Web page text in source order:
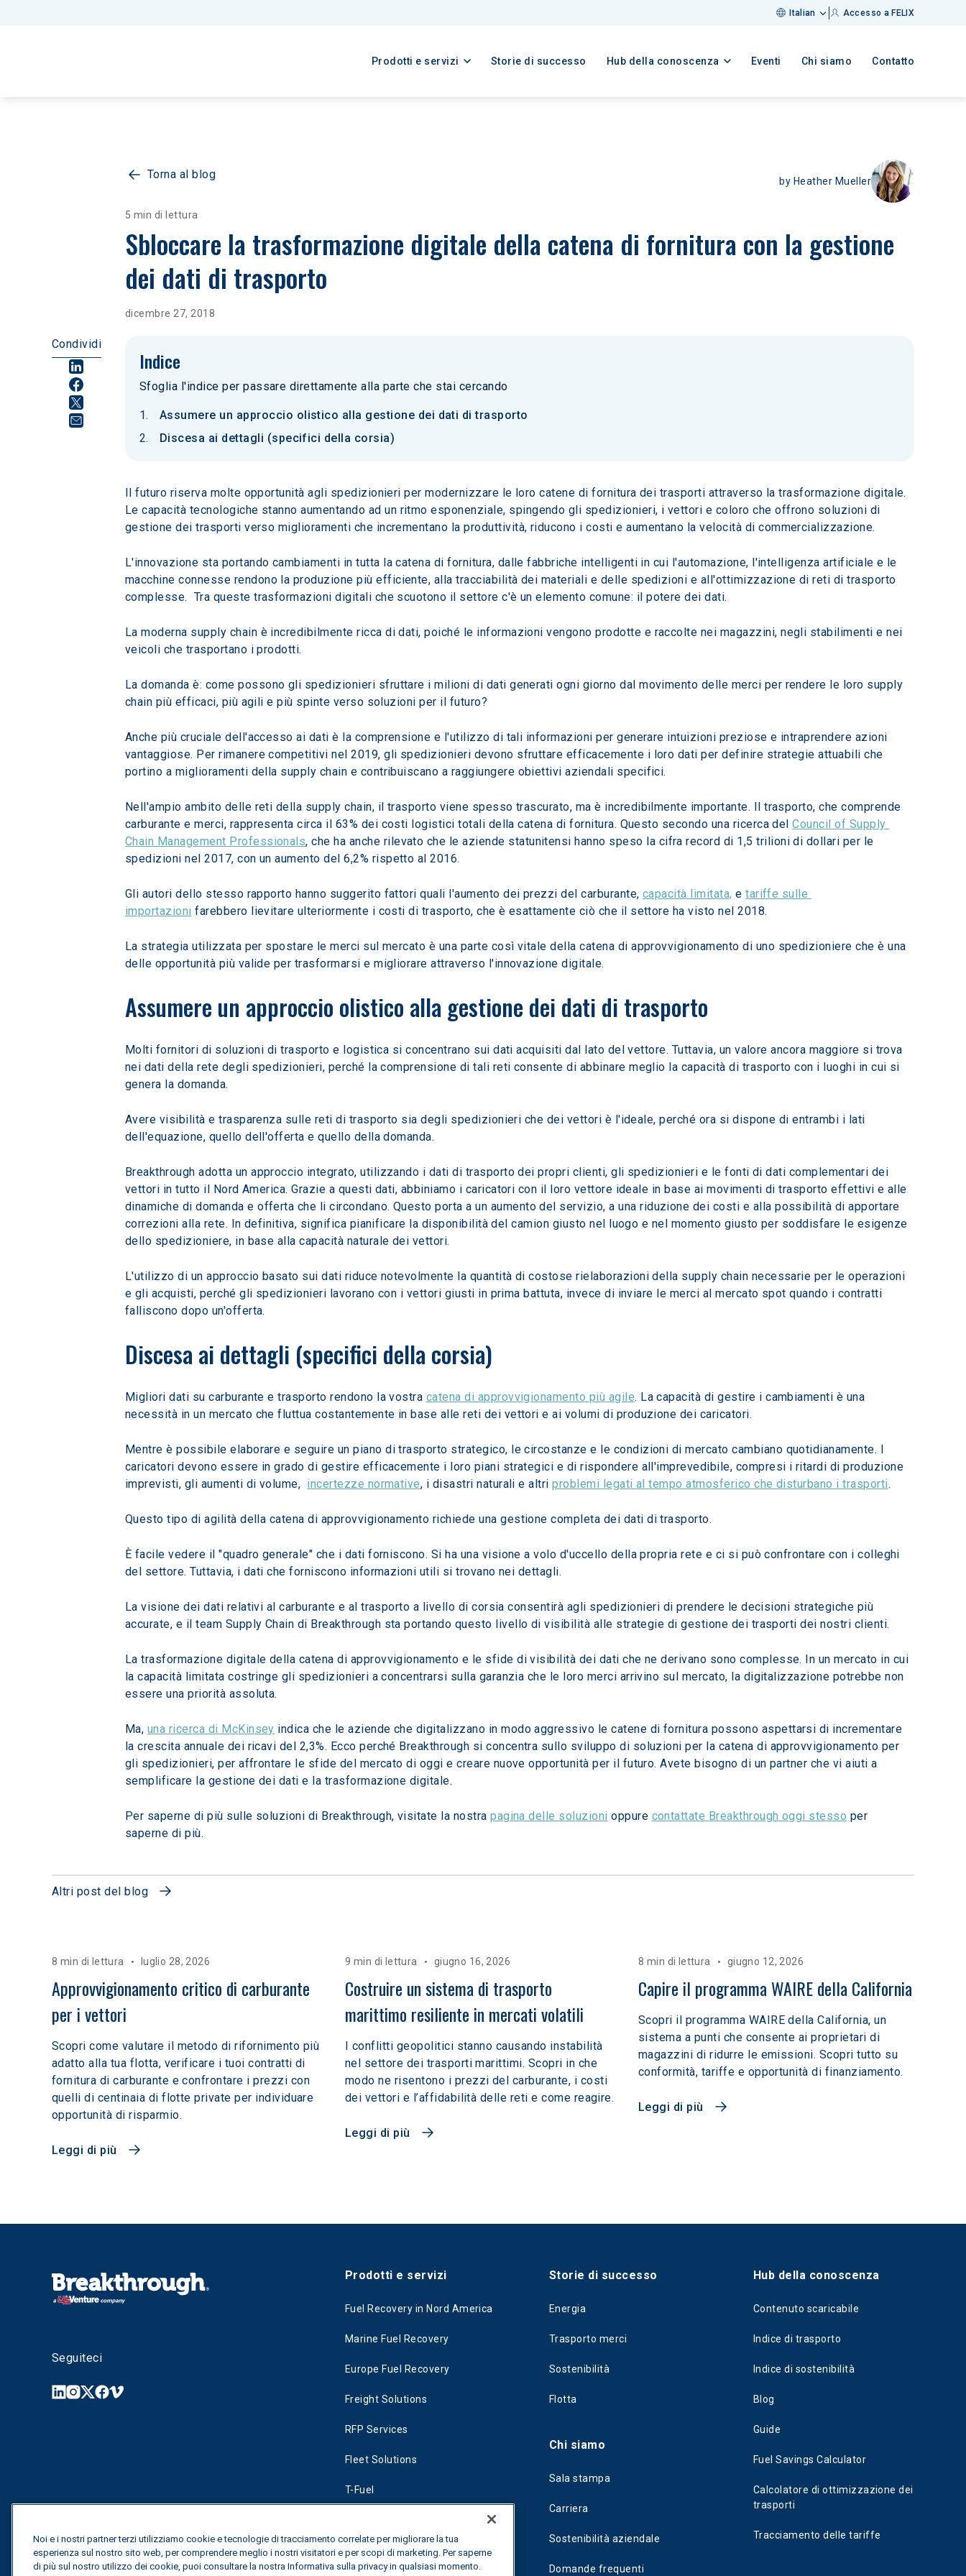
Italian Accesso a FELIX
Prodotti e servizi Storie di successo Hub della conoscenza Eventi Chi siamo Contatto
Torna al blog by Heather Mueller
5 min di lettura
Sbloccare la trasformazione digitale della catena di fornitura con la gestione
dei dati di trasporto
dicembre 27, 2018
Condividi
Indice
Sfoglia l'indice per passare direttamente alla parte che stai cercando
Assumere un approccio olistico alla gestione dei dati di trasporto
Discesa ai dettagli (specifici della corsia)
Il futuro riserva molte opportunità agli spedizionieri per modernizzare le loro catene di fornitura dei trasporti attraverso la trasformazione digitale.
Le capacità tecnologiche stanno aumentando ad un ritmo esponenziale, spingendo gli spedizionieri, i vettori e coloro che offrono soluzioni di
gestione dei trasporti verso miglioramenti che incrementano la produttività, riducono i costi e aumentano la velocità di commercializzazione.
L'innovazione sta portando cambiamenti in tutta la catena di fornitura, dalle fabbriche intelligenti in cui l'automazione, l'intelligenza artificiale e le
macchine connesse rendono la produzione più efficiente, alla tracciabilità dei materiali e delle spedizioni e all'ottimizzazione di reti di trasporto
complesse.  Tra queste trasformazioni digitali che scuotono il settore c'è un elemento comune: il potere dei dati.
La moderna supply chain è incredibilmente ricca di dati, poiché le informazioni vengono prodotte e raccolte nei magazzini, negli stabilimenti e nei
veicoli che trasportano i prodotti.
La domanda è: come possono gli spedizionieri sfruttare i milioni di dati generati ogni giorno dal movimento delle merci per rendere le loro supply
chain più efficaci, più agili e più spinte verso soluzioni per il futuro?
Anche più cruciale dell'accesso ai dati è la comprensione e l'utilizzo di tali informazioni per generare intuizioni preziose e intraprendere azioni
vantaggiose. Per rimanere competitivi nel 2019, gli spedizionieri devono sfruttare efficacemente i loro dati per definire strategie attuabili che
portino a miglioramenti della supply chain e contribuiscano a raggiungere obiettivi aziendali specifici.
Nell'ampio ambito delle reti della supply chain, il trasporto viene spesso trascurato, ma è incredibilmente importante. Il trasporto, che comprende
carburante e merci, rappresenta circa il 63% dei costi logistici totali della catena di fornitura. Questo secondo una ricerca del Council of Supply
Chain Management Professionals, che ha anche rilevato che le aziende statunitensi hanno speso la cifra record di 1,5 trilioni di dollari per le
spedizioni nel 2017, con un aumento del 6,2% rispetto al 2016.
Gli autori dello stesso rapporto hanno suggerito fattori quali l'aumento dei prezzi del carburante, capacità limitata, e tariffe sulle
importazioni farebbero lievitare ulteriormente i costi di trasporto, che è esattamente ciò che il settore ha visto nel 2018.
La strategia utilizzata per spostare le merci sul mercato è una parte così vitale della catena di approvvigionamento di uno spedizioniere che è una
delle opportunità più valide per trasformarsi e migliorare attraverso l'innovazione digitale.
Assumere un approccio olistico alla gestione dei dati di trasporto
Molti fornitori di soluzioni di trasporto e logistica si concentrano sui dati acquisiti dal lato del vettore. Tuttavia, un valore ancora maggiore si trova
nei dati della rete degli spedizionieri, perché la comprensione di tali reti consente di abbinare meglio la capacità di trasporto con i luoghi in cui si
genera la domanda.
Avere visibilità e trasparenza sulle reti di trasporto sia degli spedizionieri che dei vettori è l'ideale, perché ora si dispone di entrambi i lati
dell'equazione, quello dell'offerta e quello della domanda.
Breakthrough adotta un approccio integrato, utilizzando i dati di trasporto dei propri clienti, gli spedizionieri e le fonti di dati complementari dei
vettori in tutto il Nord America. Grazie a questi dati, abbiniamo i caricatori con il loro vettore ideale in base ai movimenti di trasporto effettivi e alle
dinamiche di domanda e offerta che li circondano. Questo porta a un aumento del servizio, a una riduzione dei costi e alla possibilità di apportare
correzioni alla rete. In definitiva, significa pianificare la disponibilità del camion giusto nel luogo e nel momento giusto per soddisfare le esigenze
dello spedizioniere, in base alla capacità naturale dei vettori.
L'utilizzo di un approccio basato sui dati riduce notevolmente la quantità di costose rielaborazioni della supply chain necessarie per le operazioni
e gli acquisti, perché gli spedizionieri lavorano con i vettori giusti in prima battuta, invece di inviare le merci al mercato spot quando i contratti
falliscono dopo un'offerta.
Discesa ai dettagli (specifici della corsia)
Migliori dati su carburante e trasporto rendono la vostra catena di approvvigionamento più agile. La capacità di gestire i cambiamenti è una
necessità in un mercato che fluttua costantemente in base alle reti dei vettori e ai volumi di produzione dei caricatori.
Mentre è possibile elaborare e seguire un piano di trasporto strategico, le circostanze e le condizioni di mercato cambiano quotidianamente. I
caricatori devono essere in grado di gestire efficacemente i loro piani strategici e di rispondere all'imprevedibile, compresi i ritardi di produzione
imprevisti, gli aumenti di volume, incertezze normative, i disastri naturali e altri problemi legati al tempo atmosferico che disturbano i trasporti.
Questo tipo di agilità della catena di approvvigionamento richiede una gestione completa dei dati di trasporto.
È facile vedere il "quadro generale" che i dati forniscono. Si ha una visione a volo d'uccello della propria rete e ci si può confrontare con i colleghi
del settore. Tuttavia, i dati che forniscono informazioni utili si trovano nei dettagli.
La visione dei dati relativi al carburante e al trasporto a livello di corsia consentirà agli spedizionieri di prendere le decisioni strategiche più
accurate, e il team Supply Chain di Breakthrough sta portando questo livello di visibilità alle strategie di gestione dei trasporti dei nostri clienti.
La trasformazione digitale della catena di approvvigionamento e le sfide di visibilità dei dati che ne derivano sono complesse. In un mercato in cui
la capacità limitata costringe gli spedizionieri a concentrarsi sulla garanzia che le loro merci arrivino sul mercato, la digitalizzazione potrebbe non
essere una priorità assoluta.
Ma, una ricerca di McKinsey indica che le aziende che digitalizzano in modo aggressivo le catene di fornitura possono aspettarsi di incrementare
la crescita annuale dei ricavi del 2,3%. Ecco perché Breakthrough si concentra sullo sviluppo di soluzioni per la catena di approvvigionamento per
gli spedizionieri, per affrontare le sfide del mercato di oggi e creare nuove opportunità per il futuro. Avete bisogno di un partner che vi aiuti a
semplificare la gestione dei dati e la trasformazione digitale.
Per saperne di più sulle soluzioni di Breakthrough, visitate la nostra pagina delle soluzioni oppure contattate Breakthrough oggi stesso per
saperne di più.
Altri post del blog
8 min di lettura luglio 28, 2026
Approvvigionamento critico di carburante
per i vettori
Scopri come valutare il metodo di rifornimento più
adatto alla tua flotta, verificare i tuoi contratti di
fornitura di carburante e confrontare i prezzi con
quelli di centinaia di flotte private per individuare
opportunità di risparmio.
Leggi di più
9 min di lettura giugno 16, 2026
Costruire un sistema di trasporto
marittimo resiliente in mercati volatili
I conflitti geopolitici stanno causando instabilità
nel settore dei trasporti marittimi. Scopri in che
modo ne risentono i prezzi del carburante, i costi
dei vettori e l’affidabilità delle reti e come reagire.
Leggi di più
8 min di lettura giugno 12, 2026
Capire il programma WAIRE della California
Scopri il programma WAIRE della California, un
sistema a punti che consente ai proprietari di
magazzini di ridurre le emissioni. Scopri tutto su
conformità, tariffe e opportunità di finanziamento.
Leggi di più
Seguiteci
Prodotti e servizi
Fuel Recovery in Nord America
Marine Fuel Recovery
Europe Fuel Recovery
Freight Solutions
RFP Services
Fleet Solutions
T-Fuel
Storie di successo
Energia
Trasporto merci
Sostenibilità
Flotta
Chi siamo
Sala stampa
Carriera
Sostenibilità aziendale
Domande frequenti
Hub della conoscenza
Contenuto scaricabile
Indice di trasporto
Indice di sostenibilità
Blog
Guide
Fuel Savings Calculator
Calcolatore di ottimizzazione dei
trasporti
Tracciamento delle tariffe
Noi e i nostri partner terzi utilizziamo cookie e tecnologie di tracciamento correlate per migliorare la tua
esperienza sul nostro sito web, per comprendere meglio i nostri visitatori e per scopi di marketing. Per saperne
di più sul nostro utilizzo dei cookie, puoi consultare la nostra Informativa sulla privacy in qualsiasi momento.